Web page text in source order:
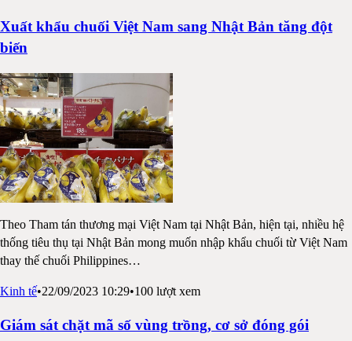
Xuất khẩu chuối Việt Nam sang Nhật Bản tăng đột
biến
Theo Tham tán thương mại Việt Nam tại Nhật Bản, hiện tại, nhiều hệ
thống tiêu thụ tại Nhật Bản mong muốn nhập khẩu chuối từ Việt Nam
thay thế chuối Philippines…
Kinh tế•22/09/2023 10:29•100 lượt xem
Giám sát chặt mã số vùng trồng, cơ sở đóng gói